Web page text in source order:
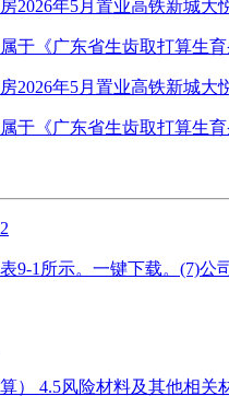
2026年5月置业高铁新城大
于《广东省生齿取打算生
2026年5月置业高铁新城大
于《广东省生齿取打算生
9-1所示。一键下载。(7)
） 4.5风险材料及其他相